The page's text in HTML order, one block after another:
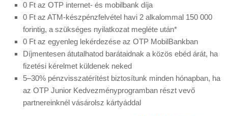
0 Ft az OTP internet- és mobilbank díja
0 Ft az ATM-készpénzfelvétel havi 2 alkalommal 150 000
forintig, a szükséges nyilatkozat megléte után*
0 Ft az egyenleg lekérdezése az OTP MobilBankban
Díjmentesen átutalhatod barátaidnak a közös ebéd árát, ha
fizetési kérelmet küldenek neked
5–30% pénzvisszatérítést biztosítunk minden hónapban, ha
az OTP Junior Kedvezményprogramban részt vevő
partnereinknél vásárolsz kártyáddal